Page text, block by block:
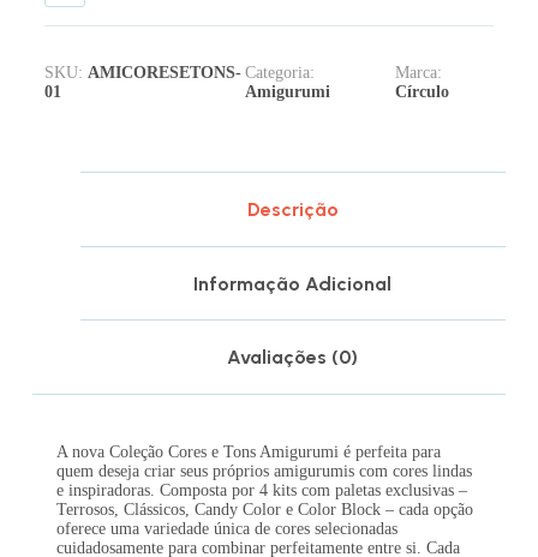
SKU: AMICORESETONS-
01
Categoria:
Amigurumi
Marca:
Círculo
Descrição
Informação Adicional
Avaliações (0)
A nova Coleção Cores e Tons Amigurumi é perfeita para
quem deseja criar seus próprios amigurumis com cores lindas
e inspiradoras. Composta por 4 kits com paletas exclusivas –
Terrosos, Clássicos, Candy Color e Color Block – cada opção
oferece uma variedade única de cores selecionadas
cuidadosamente para combinar perfeitamente entre si. Cada